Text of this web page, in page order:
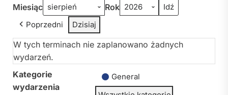
Miesiąc Rok
Poprzedni Dzisiaj
W tych terminach nie zaplanowano żadnych
wydarzeń.
Kategorie
wydarzenia
General